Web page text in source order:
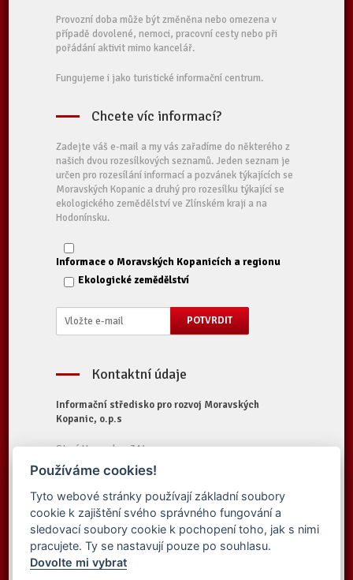
Provozní doba může být změněna nebo omezena v
případě dovolené, nemoci, pracovní cesty nebo při
pořádání aktivit mimo kancelář.
Fungujeme i jako turistické informační centrum.
Chcete víc informací?
Zadejte váš e-mail a my vás zařadíme do některého z
našich dvou rozesílkových seznamů. Jeden seznam je
určen pro rozesílání informací a pozvánek týkajících se
Moravských Kopanic a druhý pro rozesílku týkající se
ekologického zemědělství ve Zlínském kraji a na
Hodonínsku.
Informace o Moravských Kopanicích a regionu
Ekologické zemědělství
Kontaktní údaje
Informační středisko pro rozvoj Moravských
Kopanic, o.p.s
Starý Hrozenkov 314
687 74 Starý Hrozenkov
Tel.:+420 572 696 323
E-mail:
iskopanice@iskopanice.cz
Web:https://www.iskopanice.cz
Používáme cookies!
Tyto webové stránky používají základní soubory
cookie k zajištění svého správného fungování a
sledovací soubory cookie k pochopení toho, jak s nimi
pracujete. Ty se nastavují pouze po souhlasu.
Dovolte mi vybrat